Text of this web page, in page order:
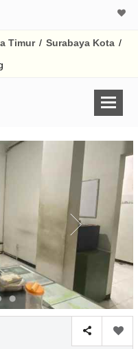
Timur / Surabaya Kota /